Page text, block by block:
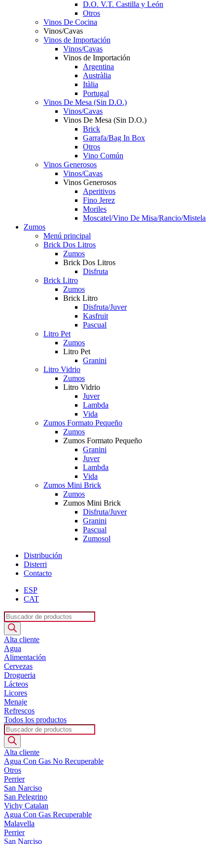
D.O. V.T. Castilla y León
Otros
Vinos De Cocina
Vinos/Cavas
Vinos de Importación
Vinos/Cavas
Vinos de Importación
Argentina
Austràlia
Itàlia
Portugal
Vinos De Mesa (Sin D.O.)
Vinos/Cavas
Vinos De Mesa (Sin D.O.)
Brick
Garrafa/Bag In Box
Otros
Vino Común
Vinos Generosos
Vinos/Cavas
Vinos Generosos
Aperitivos
Fino Jerez
Moriles
Moscatel/Vino De Misa/Rancio/Mistela
Zumos
Menú principal
Brick Dos Litros
Zumos
Brick Dos Litros
Disfruta
Brick Litro
Zumos
Brick Litro
Disfruta/Juver
Kasfruit
Pascual
Litro Pet
Zumos
Litro Pet
Granini
Litro Vidrio
Zumos
Litro Vidrio
Juver
Lambda
Vida
Zumos Formato Pequeño
Zumos
Zumos Formato Pequeño
Granini
Juver
Lambda
Vida
Zumos Mini Brick
Zumos
Zumos Mini Brick
Disfruta/Juver
Granini
Pascual
Zumosol
Distribución
Disterri
Contacto
ESP
CAT
Búsqueda
de
productos
Alta cliente
Agua
Alimentación
Cervezas
Drogueria
Lácteos
Licores
Menaje
Refrescos
Todos los productos
Búsqueda
de
productos
Alta cliente
Agua Con Gas No Recuperable
Otros
Perrier
San Narciso
San Pelegrino
Vichy Catalan
Agua Con Gas Recuperable
Malavella
Perrier
San Narciso